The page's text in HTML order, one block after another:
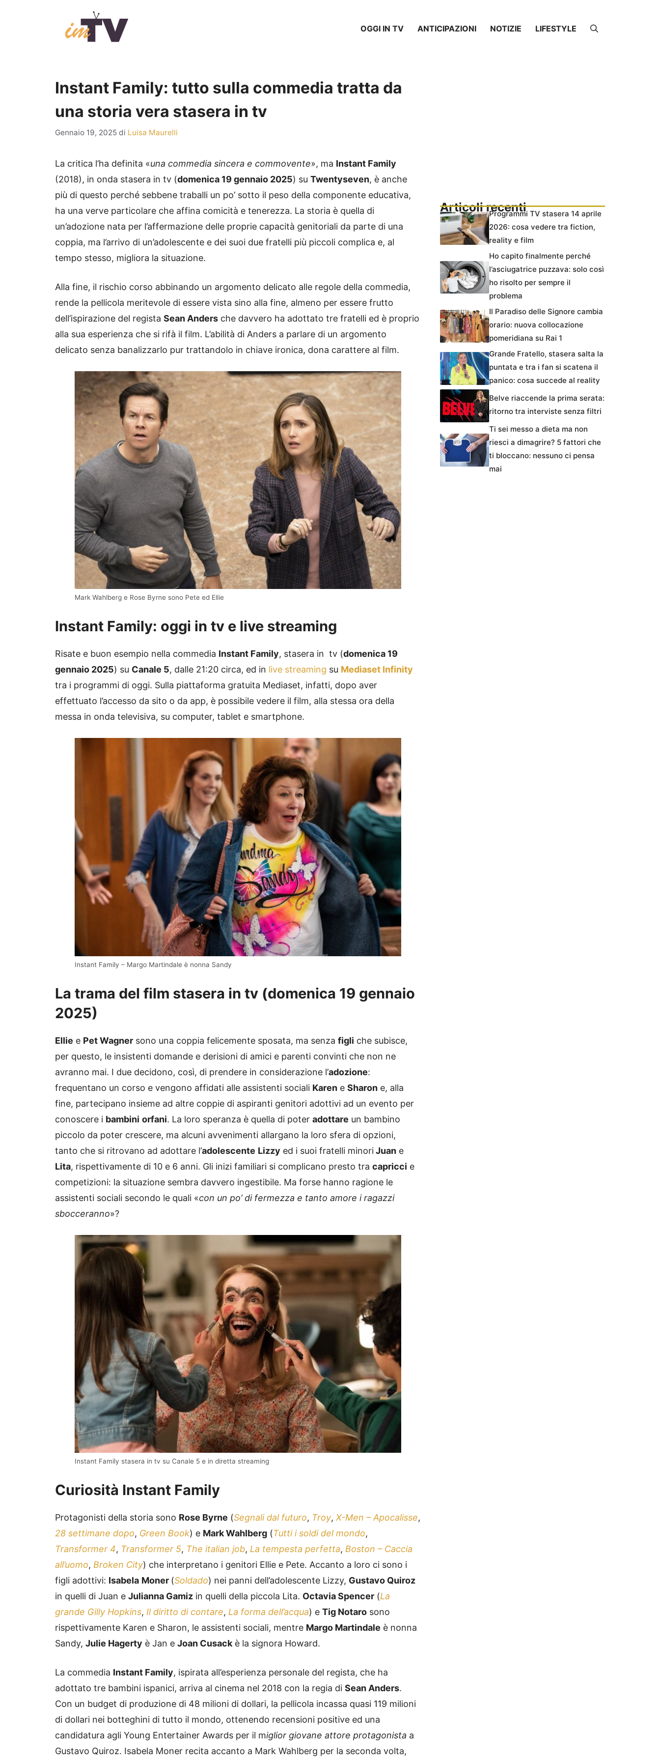
OGGI IN TV ANTICIPAZIONI NOTIZIE LIFESTYLE
Instant Family: tutto sulla commedia tratta da
una storia vera stasera in tv
Gennaio 19, 2025 di Luisa Maurelli
La critica l’ha definita «una commedia sincera e commovente», ma Instant Family
(2018), in onda stasera in tv (domenica 19 gennaio 2025) su Twentyseven, è anche
più di questo perché sebbene traballi un po’ sotto il peso della componente educativa,
ha una verve particolare che affina comicità e tenerezza. La storia è quella di
un’adozione nata per l’affermazione delle proprie capacità genitoriali da parte di una
coppia, ma l’arrivo di un’adolescente e dei suoi due fratelli più piccoli complica e, al
tempo stesso, migliora la situazione.
Alla fine, il rischio corso abbinando un argomento delicato alle regole della commedia,
rende la pellicola meritevole di essere vista sino alla fine, almeno per essere frutto
dell’ispirazione del regista Sean Anders che davvero ha adottato tre fratelli ed è proprio
alla sua esperienza che si rifà il film. L’abilità di Anders a parlare di un argomento
delicato senza banalizzarlo pur trattandolo in chiave ironica, dona carattere al film.
Mark Wahlberg e Rose Byrne sono Pete ed Ellie
Instant Family: oggi in tv e live streaming
Risate e buon esempio nella commedia Instant Family, stasera in tv (domenica 19
gennaio 2025) su Canale 5, dalle 21:20 circa, ed in live streaming su Mediaset Infinity
tra i programmi di oggi. Sulla piattaforma gratuita Mediaset, infatti, dopo aver
effettuato l’accesso da sito o da app, è possibile vedere il film, alla stessa ora della
messa in onda televisiva, su computer, tablet e smartphone.
Instant Family – Margo Martindale è nonna Sandy
La trama del film stasera in tv (domenica 19 gennaio
2025)
Ellie e Pet Wagner sono una coppia felicemente sposata, ma senza figli che subisce,
per questo, le insistenti domande e derisioni di amici e parenti convinti che non ne
avranno mai. I due decidono, così, di prendere in considerazione l’adozione:
frequentano un corso e vengono affidati alle assistenti sociali Karen e Sharon e, alla
fine, partecipano insieme ad altre coppie di aspiranti genitori adottivi ad un evento per
conoscere i bambini orfani. La loro speranza è quella di poter adottare un bambino
piccolo da poter crescere, ma alcuni avvenimenti allargano la loro sfera di opzioni,
tanto che si ritrovano ad adottare l’adolescente Lizzy ed i suoi fratelli minoriJuan e
Lita, rispettivamente di 10 e 6 anni. Gli inizi familiari si complicano presto tra capricci e
competizioni: la situazione sembra davvero ingestibile. Ma forse hanno ragione le
assistenti sociali secondo le quali «con un po’ di fermezza e tanto amore i ragazzi
sbocceranno»?
Instant Family stasera in tv su Canale 5 e in diretta streaming
Curiosità Instant Family
Protagonisti della storia sono Rose Byrne (Segnali dal futuro, Troy, X-Men – Apocalisse,
28 settimane dopo, Green Book) e Mark Wahlberg (Tutti i soldi del mondo,
Transformer 4, Transformer 5, The italian job, La tempesta perfetta, Boston – Caccia
all’uomo, Broken City) che interpretano i genitori Ellie e Pete. Accanto a loro ci sono i
figli adottivi: Isabela Moner (Soldado) nei panni dell’adolescente Lizzy, Gustavo Quiroz
in quelli di Juan e Julianna Gamiz in quelli della piccola Lita. Octavia Spencer (La
grande Gilly Hopkins, Il diritto di contare, La forma dell’acqua) e Tig Notaro sono
rispettivamente Karen e Sharon, le assistenti sociali, mentre Margo Martindale è nonna
Sandy, Julie Hagerty è Jan e Joan Cusack è la signora Howard.
La commedia Instant Family, ispirata all’esperienza personale del regista, che ha
adottato tre bambini ispanici, arriva al cinema nel 2018 con la regia di Sean Anders.
Con un budget di produzione di 48 milioni di dollari, la pellicola incassa quasi 119 milioni
di dollari nei botteghini di tutto il mondo, ottenendo recensioni positive ed una
candidatura agli Young Entertainer Awards per il miglior giovane attore protagonista a
Gustavo Quiroz. Isabela Moner recita accanto a Mark Wahlberg per la seconda volta,
Articoli recentiProgrammi TV stasera 14 aprile
2026: cosa vedere tra fiction,
reality e film
Ho capito finalmente perché
l’asciugatrice puzzava: solo così
ho risolto per sempre il
problema
Il Paradiso delle Signore cambia
orario: nuova collocazione
pomeridiana su Rai 1
Grande Fratello, stasera salta la
puntata e tra i fan si scatena il
panico: cosa succede al reality
Belve riaccende la prima serata:
ritorno tra interviste senza filtri
Ti sei messo a dieta ma non
riesci a dimagrire? 5 fattori che
ti bloccano: nessuno ci pensa
mai